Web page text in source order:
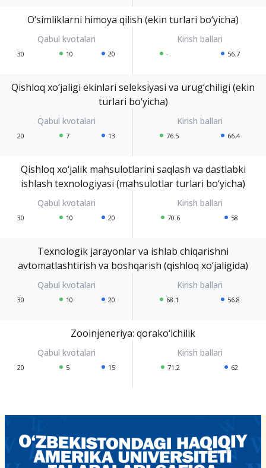
O‘simliklarni himoya qilish (ekin turlari bo‘yicha)
30 10 20 - 56.7
Qishloq xo‘jaligi ekinlari seleksiyasi va urug‘chiligi (ekin
turlari bo‘yicha)
20 7 13 76.5 66.4
Qishloq xo‘jalik mahsulotlarini saqlash va dastlabki
ishlash texnologiyasi (mahsulotlar turlari bo‘yicha)
30 10 20 70.6 58
Texnologik jarayonlar va ishlab chiqarishni
avtomatlashtirish va boshqarish (qishloq xo‘jaligida)
30 10 20 68.1 56.8
Zooinjeneriya: qorako‘lchilik
20 5 15 71.2 62